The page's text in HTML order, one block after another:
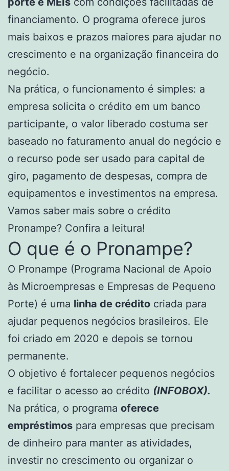
financiamento. O programa oferece juros
mais baixos e prazos maiores para ajudar no
crescimento e na organização financeira do
negócio.
Na prática, o funcionamento é simples: a
empresa solicita o crédito em um banco
participante, o valor liberado costuma ser
baseado no faturamento anual do negócio e
o recurso pode ser usado para capital de
giro, pagamento de despesas, compra de
equipamentos e investimentos na empresa.
Vamos saber mais sobre o crédito
Pronampe? Confira a leitura!
O que é o Pronampe?
O Pronampe (Programa Nacional de Apoio
às Microempresas e Empresas de Pequeno
Porte) é uma linha de crédito criada para
ajudar pequenos negócios brasileiros. Ele
foi criado em 2020 e depois se tornou
permanente.
O objetivo é fortalecer pequenos negócios
e facilitar o acesso ao crédito (INFOBOX).
Na prática, o programa oferece
empréstimos para empresas que precisam
de dinheiro para manter as atividades,
investir no crescimento ou organizar o